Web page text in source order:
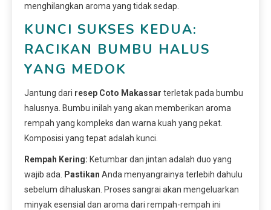
menghilangkan aroma yang tidak sedap.
KUNCI SUKSES KEDUA:
RACIKAN BUMBU HALUS
YANG MEDOK
Jantung dari resep Coto Makassar terletak pada bumbu
halusnya. Bumbu inilah yang akan memberikan aroma
rempah yang kompleks dan warna kuah yang pekat.
Komposisi yang tepat adalah kunci.
Rempah Kering: Ketumbar dan jintan adalah duo yang
wajib ada.
Pastikan Anda menyangrainya terlebih dahulu
sebelum dihaluskan. Proses sangrai akan mengeluarkan
minyak esensial dan aroma dari rempah-rempah ini